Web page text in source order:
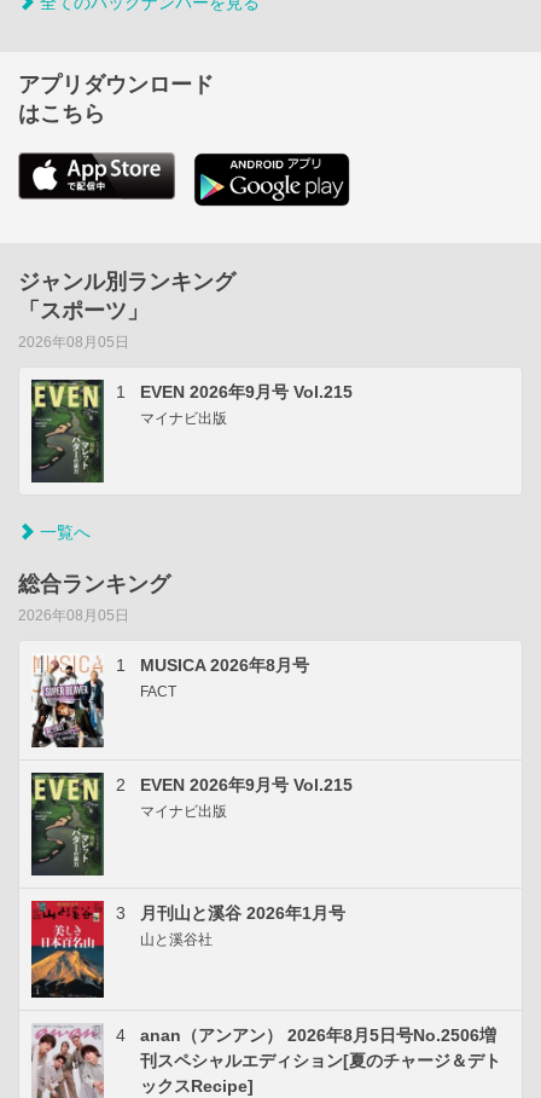
アプリダウンロード
はこちら
ジャンル別ランキング
「スポーツ」
2026年08月05日
1 EVEN 2026年9月号 Vol.215
マイナビ出版
一覧へ
総合ランキング
2026年08月05日
1 MUSICA 2026年8月号
FACT
2 EVEN 2026年9月号 Vol.215
マイナビ出版
3 月刊山と溪谷 2026年1月号
山と溪谷社
4
anan（アンアン） 2026年8月5日号No.2506増
刊スペシャルエディション[夏のチャージ＆デト
ックスRecipe]